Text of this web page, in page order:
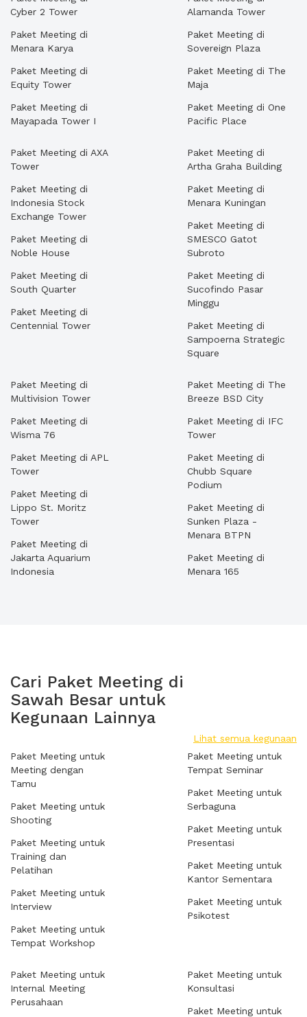
Cyber 2 Tower
Paket Meeting di
Menara Karya
Paket Meeting di
Equity Tower
Paket Meeting di
Mayapada Tower I
Alamanda Tower
Paket Meeting di
Sovereign Plaza
Paket Meeting di The
Maja
Paket Meeting di One
Pacific Place
Paket Meeting di AXA
Tower
Paket Meeting di
Indonesia Stock
Exchange Tower
Paket Meeting di
Noble House
Paket Meeting di
South Quarter
Paket Meeting di
Centennial Tower
Paket Meeting di
Artha Graha Building
Paket Meeting di
Menara Kuningan
Paket Meeting di
SMESCO Gatot
Subroto
Paket Meeting di
Sucofindo Pasar
Minggu
Paket Meeting di
Sampoerna Strategic
Square
Paket Meeting di
Multivision Tower
Paket Meeting di
Wisma 76
Paket Meeting di APL
Tower
Paket Meeting di
Lippo St. Moritz
Tower
Paket Meeting di
Jakarta Aquarium
Indonesia
Paket Meeting di The
Breeze BSD City
Paket Meeting di IFC
Tower
Paket Meeting di
Chubb Square
Podium
Paket Meeting di
Sunken Plaza -
Menara BTPN
Paket Meeting di
Menara 165
Cari Paket Meeting di
Sawah Besar untuk
Kegunaan Lainnya
Lihat semua kegunaan
Paket Meeting untuk
Meeting dengan
Tamu
Paket Meeting untuk
Shooting
Paket Meeting untuk
Training dan
Pelatihan
Paket Meeting untuk
Interview
Paket Meeting untuk
Tempat Workshop
Paket Meeting untuk
Tempat Seminar
Paket Meeting untuk
Serbaguna
Paket Meeting untuk
Presentasi
Paket Meeting untuk
Kantor Sementara
Paket Meeting untuk
Psikotest
Paket Meeting untuk
Internal Meeting
Perusahaan
Paket Meeting untuk
Konsultasi
Paket Meeting untuk